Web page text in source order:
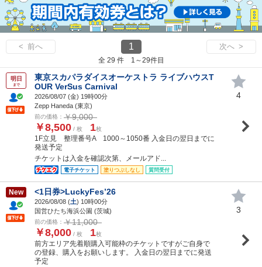
< 前へ 1 次へ >
全 29 件 1～29件目
明日
まで
東京スカパラダイスオーケストラ ライブハウスT
OUR VerSus Carnival
2026/08/07 (金) 19時00分
Zepp Haneda (東京)
前の価格： ￥9,000
￥8,500 / 枚 1枚
1F立見 整理番号A 1000～1050番 入金日の翌日までに
発送予定
チケットは入金を確認次第、メールアド...
電子チケット 塗りつぶしなし 質問受付
4
New <1日券>LuckyFes’26
2026/08/08 (土) 10時00分
国営ひたち海浜公園 (茨城)
前の価格： ￥11,000
￥8,000 / 枚 1枚
前方エリア先着順購入可能枠のチケットですがご自身で
の登録、購入をお願いします。 入金日の翌日までに発送
予定
3